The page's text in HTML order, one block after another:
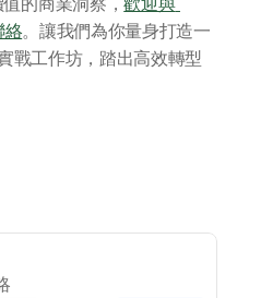
絡。讓我們為你量身打造一
戰工作坊，踏出高效轉型